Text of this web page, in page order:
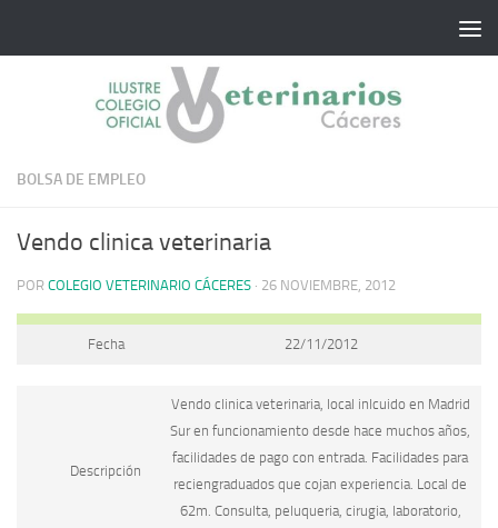
BOLSA DE EMPLEO
Vendo clinica veterinaria
POR COLEGIO VETERINARIO CÁCERES · 26 NOVIEMBRE, 2012
Fecha 22/11/2012
Descripción
Vendo clinica veterinaria, local inlcuido en Madrid
Sur en funcionamiento desde hace muchos años,
facilidades de pago con entrada. Facilidades para
reciengraduados que cojan experiencia. Local de
62m. Consulta, peluqueria, cirugia, laboratorio,